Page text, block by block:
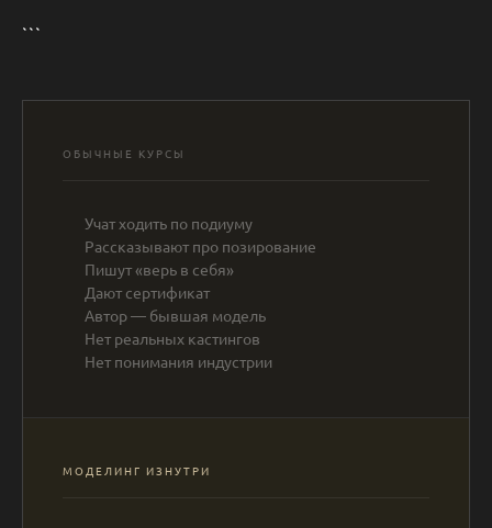
```
ОБЫЧНЫЕ КУРСЫ
Учат ходить по подиуму
Рассказывают про позирование
Пишут «верь в себя»
Дают сертификат
Автор — бывшая модель
Нет реальных кастингов
Нет понимания индустрии
МОДЕЛИНГ ИЗНУТРИ